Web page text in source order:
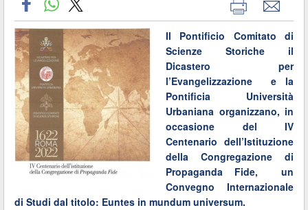
Il Pontificio Comitato di
Scienze Storiche il
Dicastero per
l’Evangelizzazione e la
Pontificia Università
Urbaniana organizzano, in
occasione del IV
Centenario dell’Istituzione
della Congregazione di
Propaganda Fide, un
Convegno Internazionale
di Studi dal titolo: Euntes in mundum universum.